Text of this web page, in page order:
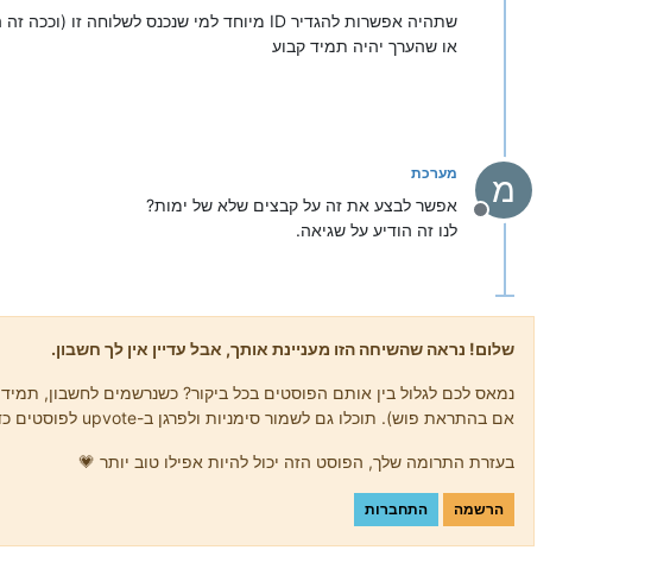
שתהיה אפשרות להגדיר ID מיוחד למי שנכנס לשלוחה זו (וככה זה הערך שיתווסף באופן אוטומטי)
או שהערך יהיה תמיד קבוע
מ
מנותק
מערכת
אפשר לבצע את זה על קבצים שלא של ימות?
לנו זה הודיע על שגיאה.
שלום! נראה שהשיחה הזו מעניינת אותך, אבל עדיין אין לך חשבון.
נמאס לכם לגלול בין אותם הפוסטים בכל ביקור? כשנרשמים לחשבון,
אם בהתראת פוש). תוכלו גם לשמור סימניות ולפרגן ב-upvote לפוסטים כדי להביע הערכה לחברי קהילה אחרים.
בעזרת התרומה שלך, הפוסט הזה יכול להיות אפילו טוב יותר 💗
הרשמה התחברות